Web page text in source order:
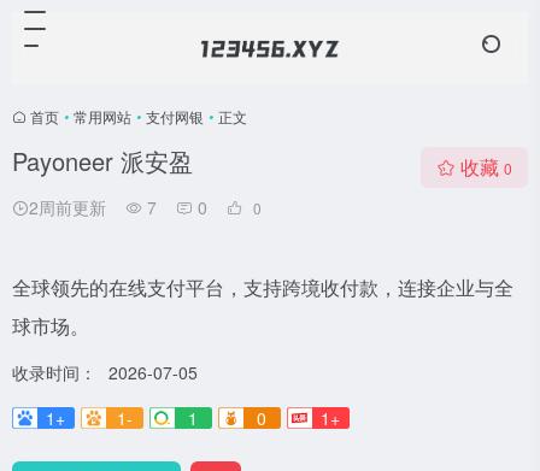
首页 • 常用网站 • 支付网银 • 正文
Payoneer 派安盈
2周前更新 7 0 0
收藏 0
全球领先的在线支付平台，支持跨境收付款，连接企业与全
球市场。
收录时间：
2026-07-05
1+
1- 1 0 1+